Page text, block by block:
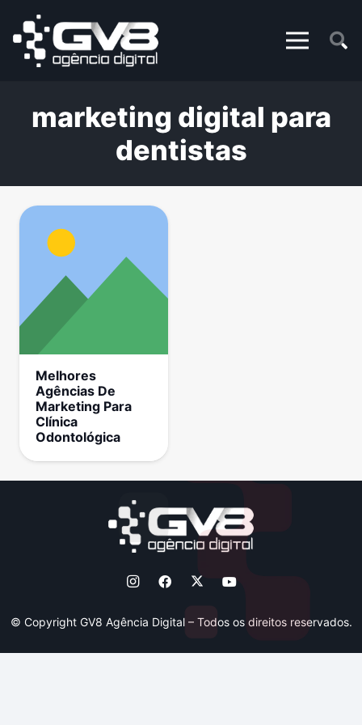
marketing digital para
dentistas
Melhores
Agências De
Marketing Para
Clínica
Odontológica
© Copyright GV8 Agência Digital – Todos os direitos reservados.